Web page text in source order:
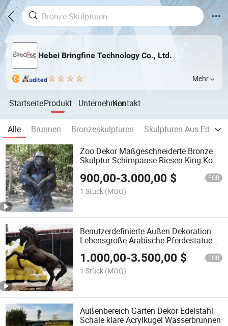
Hebei Bringfine Technology Co., Ltd.
Mehr
StartseiteProdukt UnternehmenKontakt
Alle Brunnen Bronzeskulpturen
Skulpturen Aus
Zoo Dekor Maßgeschneiderte Bronze
Skulptur Schimpanse Riesen King Kong
900,00-3.000,00 $ FOB
1 Stück (MOQ)
Benutzerdefinierte Außen Dekoration
Lebensgroße Arabische Pferdestatue
Steigendes Pferd Bronze Skulptur
1.000,00-3.500,00 $ FOB
1 Stück (MOQ)
Außenbereich Garten Dekor Edelstahl
Schale klare Acrylkugel Wasserbrunnen